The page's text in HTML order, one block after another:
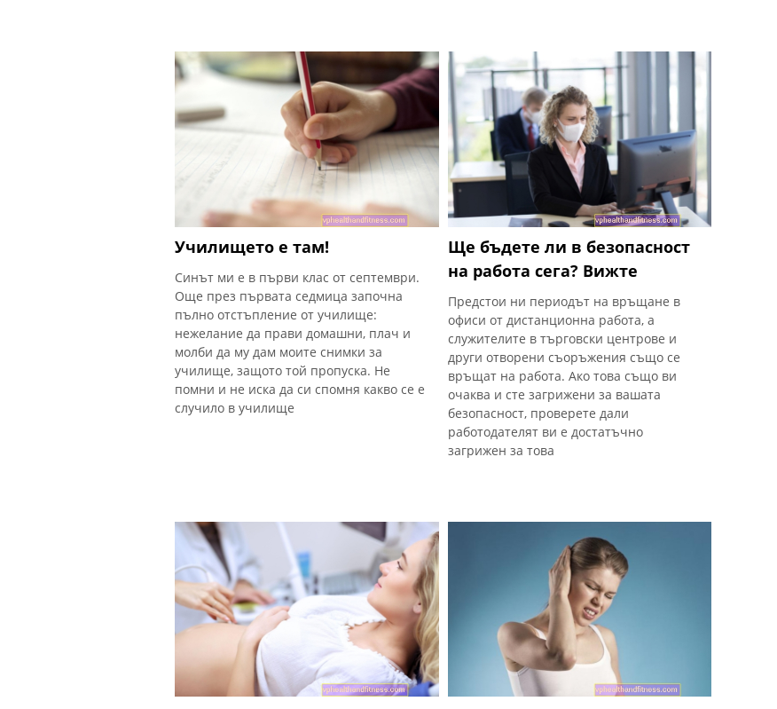
Училището е там!
Синът ми е в първи клас от септември.
Още през първата седмица започна
пълно отстъпление от училище:
нежелание да прави домашни, плач и
молби да му дам моите снимки за
училище, защото той пропуска. Не
помни и не иска да си спомня какво се е
случило в училище
Ще бъдете ли в безопасност
на работа сега? Вижте
Предстои ни периодът на връщане в
офиси от дистанционна работа, а
служителите в търговски центрове и
други отворени съоръжения също се
връщат на работа. Ако това също ви
очаква и сте загрижени за вашата
безопасност, проверете дали
работодателят ви е достатъчно
загрижен за това